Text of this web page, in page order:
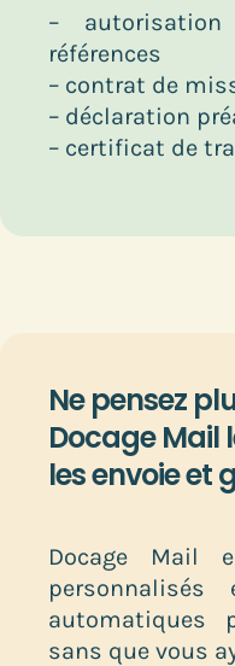
–autorisation
références
– contrat de
– déclaration
– certificat de
Ne pensez
Docage Mail
les envoie et
Docage Mail
automatiques
sans que vous